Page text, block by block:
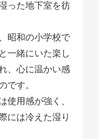
った地下室を彷
昭和の小学校で
一緒にいた楽し
、心に温かい感
です。
使用感が強く、
には冷えた湿り